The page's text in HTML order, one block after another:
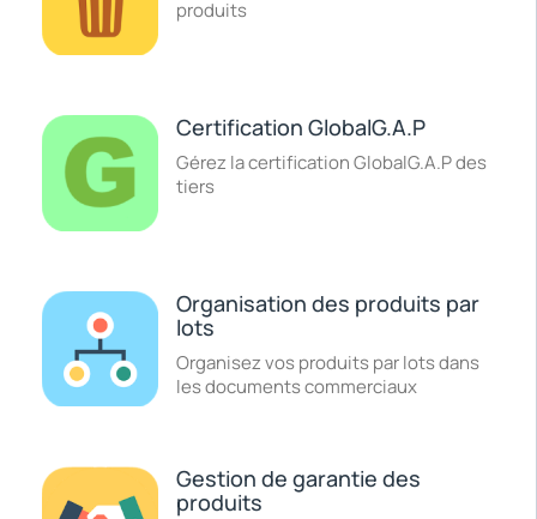
produits
Certification GlobalG.A.P
Gérez la certification GlobalG.A.P des
tiers
Organisation des produits par
lots
Organisez vos produits par lots dans
les documents commerciaux
Gestion de garantie des
produits